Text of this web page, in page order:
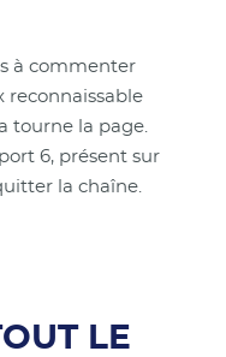
à commenter
reconnaissable
tourne la page.
6, présent sur
la chaîne.
LE